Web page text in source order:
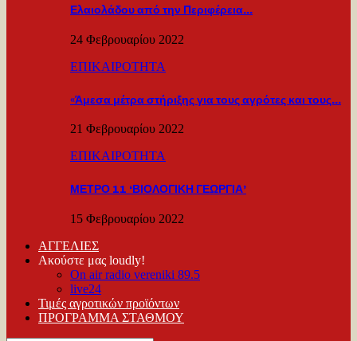
Ελαιολάδου από την Περιφέρεια…
24 Φεβρουαρίου 2022
ΕΠΙΚΑΙΡΟΤΗΤΑ
«Άμεσα μέτρα στήριξης για τους αγρότες και τους…
21 Φεβρουαρίου 2022
ΕΠΙΚΑΙΡΟΤΗΤΑ
ΜΕΤΡΟ 11 ‘ΒΙΟΛΟΓΙΚΗ ΓΕΩΡΓΙΑ’
15 Φεβρουαρίου 2022
ΑΓΓΕΛΙΕΣ
Ακούστε μας loudly!
On air radio vereniki 89.5
live24
Τιμές αγροτικών προϊόντων
ΠΡΟΓΡΑΜΜΑ ΣΤΑΘΜΟΥ